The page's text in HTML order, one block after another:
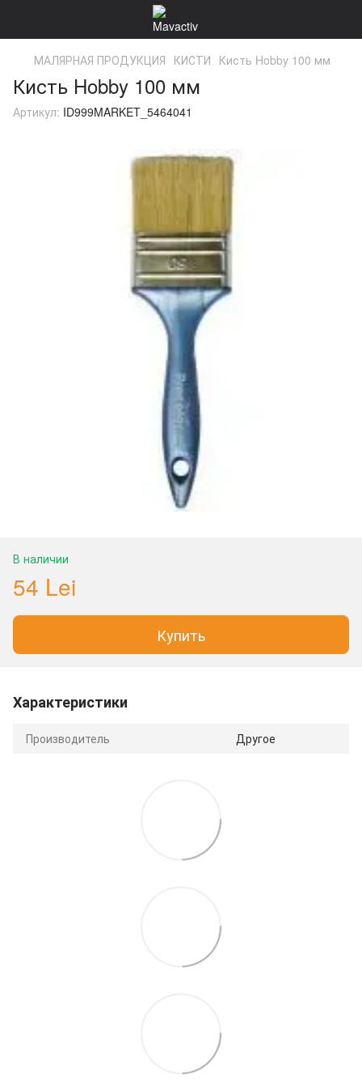
МАЛЯРНАЯ ПРОДУКЦИЯ КИСТИ Кисть Hobby 100 мм
Кисть Hobby 100 мм
Артикул: ID999MARKET_5464041
В наличии
54 Lei
Купить
Характеристики
Производитель Другое